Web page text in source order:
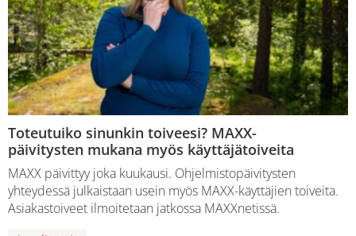
Toteutuiko sinunkin toiveesi? MAXX-
päivitysten mukana myös käyttäjätoiveita
MAXX päivittyy joka kuukausi. Ohjelmistopäivitysten
yhteydessä julkaistaan usein myös MAXX-käyttäjien toiveita.
Asiakastoiveet ilmoitetaan jatkossa MAXXnetissä.